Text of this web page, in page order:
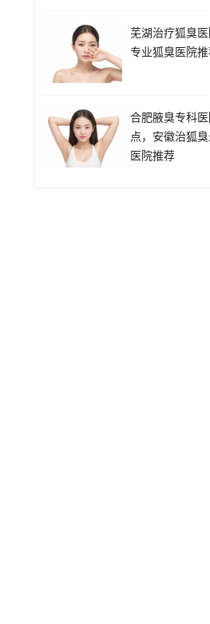
芜湖治疗狐臭医
专业狐臭医院
合肥腋臭专科
点，安徽治狐
医院推荐